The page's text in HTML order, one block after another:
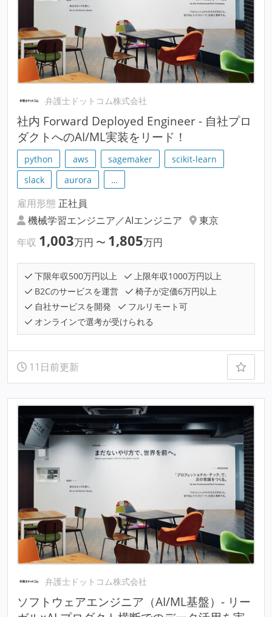
弁護士ドットコム株式会社
社内 Forward Deployed Engineer - 自社プロ
ダクトへのAI/ML実装をリード！
python aws sagemaker
scikit-learn
slack
aurora …
雇用形態 正社員
機械学習エンジニア／AIエンジニア
東京
年収 1,003万円 〜 1,805万円
下限年収500万円以上
上限年収1000万円以上
B2Cのサービスを運営
椅子が定価6万円以上
自社サービスを開発
フルリモート可
オンラインで選考が受けられる
11日前更新
弁護士ドットコム株式会社
ソフトウェアエンジニア（AI/ML基盤）- リー